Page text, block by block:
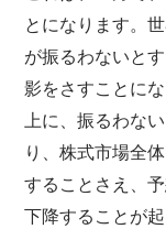
とになります。
が振るわないと
影をさすことに
上に、振るわな
り、株式市場全
することさえ、
下降することが起